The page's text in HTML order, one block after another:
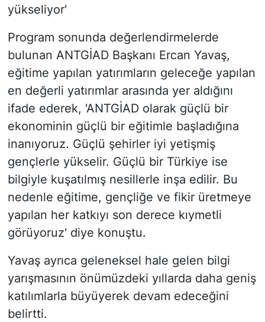
yükseliyor'
Program sonunda değerlendirmelerde
bulunan ANTGİAD Başkanı Ercan Yavaş,
eğitime yapılan yatırımların geleceğe yapılan
en değerli yatırımlar arasında yer aldığını
ifade ederek, 'ANTGİAD olarak güçlü bir
ekonominin güçlü bir eğitimle başladığına
inanıyoruz. Güçlü şehirler iyi yetişmiş
gençlerle yükselir. Güçlü bir Türkiye ise
bilgiyle kuşatılmış nesillerle inşa edilir. Bu
nedenle eğitime, gençliğe ve fikir üretmeye
yapılan her katkıyı son derece kıymetli
görüyoruz' diye konuştu.
Yavaş ayrıca geleneksel hale gelen bilgi
yarışmasının önümüzdeki yıllarda daha geniş
katılımlarla büyüyerek devam edeceğini
belirtti.